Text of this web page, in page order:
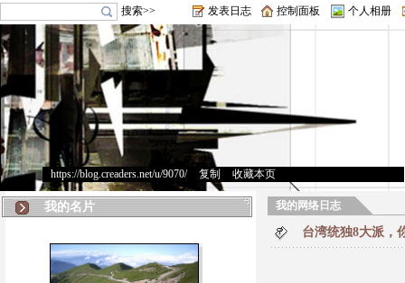
搜索>> 发表日志 控制面板 个人相册
https://blog.creaders.net/u/9070/> 复制 收藏本页
我的名片 我的网络日志
台湾统独8大派，